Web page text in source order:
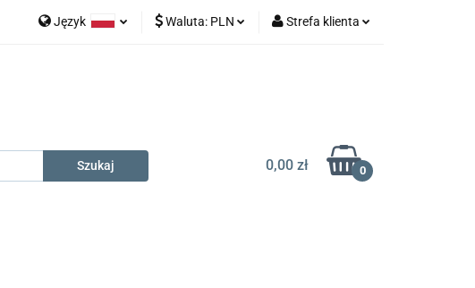
Język Waluta: PLN Strefa klienta
0,00 zł 0
producenci